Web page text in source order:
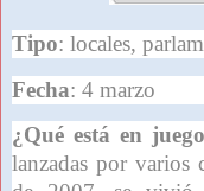
Tipo: locales,
Fecha: 4 marzo
¿Qué está en
lanzadas por varios